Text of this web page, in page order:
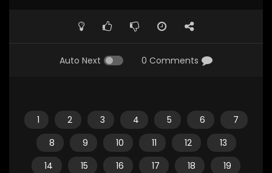
Auto Next 0 Comments
1 2 3 4 5 6
7
8
9 10 11 12
13
14
15 16 17 18
19